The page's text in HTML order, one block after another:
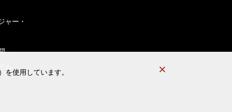
使用しています。
使用しています。
ャー・